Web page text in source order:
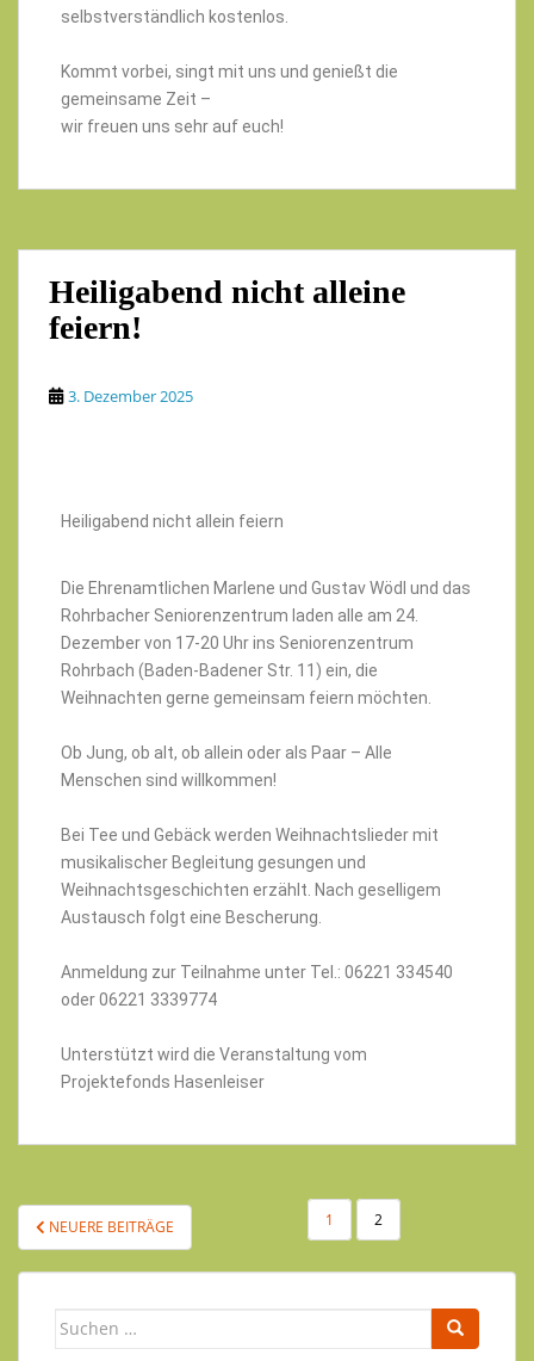
selbstverständlich kostenlos.
Kommt vorbei, singt mit uns und genießt die
gemeinsame Zeit –
wir freuen uns sehr auf euch!
Heiligabend nicht alleine
feiern!
3. Dezember 2025
Heiligabend nicht allein feiern
Die Ehrenamtlichen Marlene und Gustav Wödl und das
Rohrbacher Seniorenzentrum laden alle am 24.
Dezember von 17-20 Uhr ins Seniorenzentrum
Rohrbach (Baden-Badener Str. 11) ein, die
Weihnachten gerne gemeinsam feiern möchten.
Ob Jung, ob alt, ob allein oder als Paar – Alle
Menschen sind willkommen!
Bei Tee und Gebäck werden Weihnachtslieder mit
musikalischer Begleitung gesungen und
Weihnachtsgeschichten erzählt. Nach geselligem
Austausch folgt eine Bescherung.
Anmeldung zur Teilnahme unter Tel.: 06221 334540
oder 06221 3339774
Unterstützt wird die Veranstaltung vom
Projektefonds Hasenleiser
NEUERE BEITRÄGE 1 2